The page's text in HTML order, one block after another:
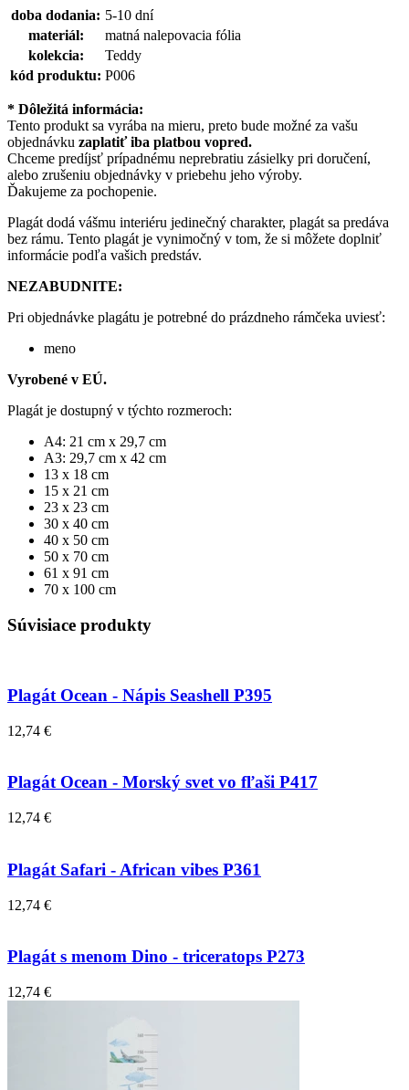
doba dodania: 5-10 dní
materiál:
matná nalepovacia fólia
kolekcia:
Teddy
kód produktu: P006
* Dôležitá informácia:
Tento produkt sa vyrába na mieru, preto bude možné za vašu
objednávku zaplatiť iba platbou vopred.
Chceme predíjsť prípadnému neprebratiu zásielky pri doručení,
alebo zrušeniu objednávky v priebehu jeho výroby.
Ďakujeme za pochopenie.
Plagát dodá vášmu interiéru jedinečný charakter, plagát sa predáva
bez rámu. Tento plagát je vynimočný v tom, že si môžete doplniť
informácie podľa vašich predstáv.
NEZABUDNITE:
Pri objednávke plagátu je potrebné do prázdneho rámčeka uviesť:
meno
Vyrobené v EÚ.
Plagát je dostupný v týchto rozmeroch:
A4: 21 cm x 29,7 cm
A3: 29,7 cm x 42 cm
13 x 18 cm
15 x 21 cm
23 x 23 cm
30 x 40 cm
40 x 50 cm
50 x 70 cm
61 x 91 cm
70 x 100 cm
Súvisiace produkty
Plagát Ocean - Nápis Seashell P395
12,74 €
Plagát Ocean - Morský svet vo fľaši P417
12,74 €
Plagát Safari - African vibes P361
12,74 €
Plagát s menom Dino - triceratops P273
12,74 €